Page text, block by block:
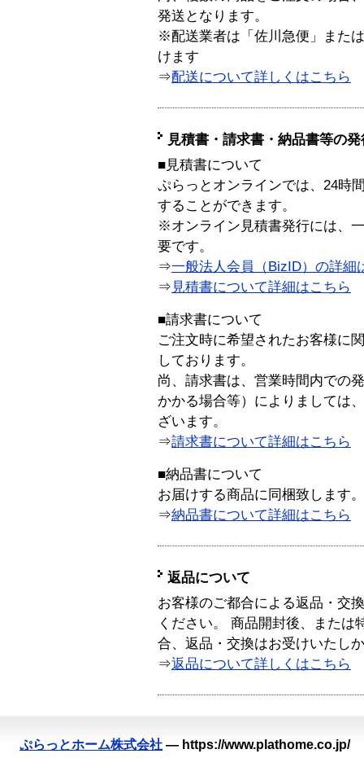
発送となります。
※配送業者は「佐川急便」また
けます
⇒配送について詳しくはこちら
見積書・請求書・納品書等の
■見積書について
ぷらっとオンラインでは、24時
することができます。
※オンライン見積書発行には、
要です。
⇒一般法人会員（BizID）の詳細
⇒ 見積書について詳細はこちら
■請求書について
ご注文時に希望されたお客様に
しております。
尚、請求書は、営業時間内での
かかる場合等）によりましては
ざいます。
⇒請求書について詳細はこちら
■納品書について
お届けする商品に同梱致します。
⇒納品書について詳細はこちら
返品について
お客様のご都合による返品・交
ください。 商品開封後、または
合、返品・交換はお受けいたし
⇒返品について詳しくはこちら
ぷらっとホーム株式会社 — https://www.plathome.co.jp/